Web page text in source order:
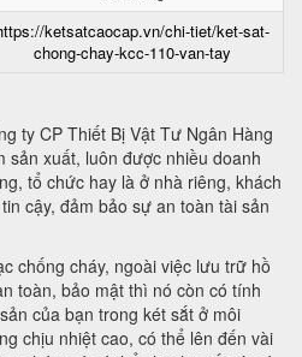
ketsatcaocap.vn/chi-tiet/ket-sat-
chong-chay-kcc-110-van-tay
ty CP Thiết Bị Vật Tư Ngân Hàng
sản xuất, luôn được nhiều doanh
tổ chức hay là ở nhà riêng, khách
cậy, đảm bảo sự an toàn tài sản
chống cháy, ngoài việc lưu trữ hồ
toàn, bảo mật thì nó còn có tính
của bạn trong két sắt ở môi
chịu nhiệt cao, có thể lên đến vài